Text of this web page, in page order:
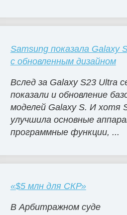
Samsung показала Galaxy
с обновленным дизайном
Вслед за Galaxy S23 Ultra
показали и обновление
моделей Galaxy S. И хотя
улучшила основные
программные функции, ...
«$5 млн для СКР»
В Арбитражном суде